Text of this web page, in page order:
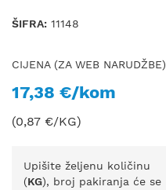
ŠIFRA: 11148
CIJENA (ZA WEB NARUDŽBE)
17,38 €/kom
(0,87 €/KG)
Upišite željenu količinu
(KG), broj pakiranja će se